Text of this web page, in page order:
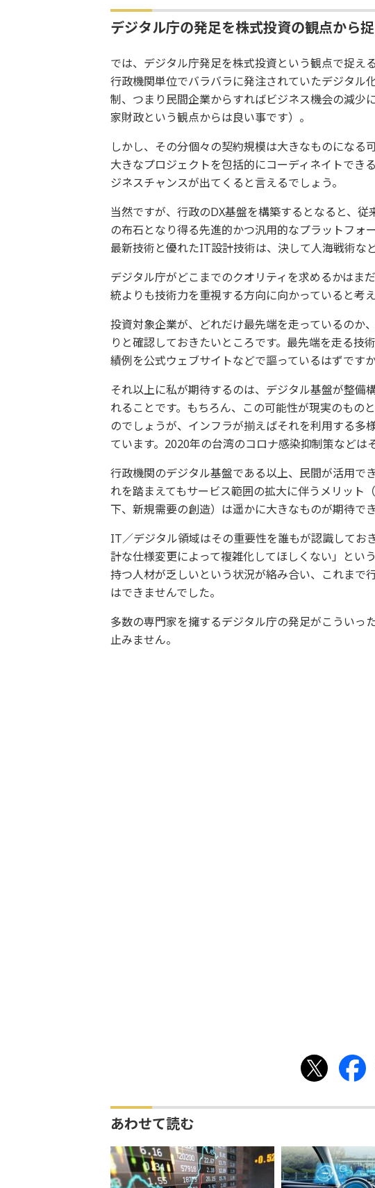
デジタル庁の発足を株式投資の観点から
では、デジタル庁発足を株式投資という観点で捉え
行政機関単位でバラバラに発注されていたデジタル
制、つまり民間企業からすればビジネス機会の減少
家財政という観点からは良い事です）。
しかし、その分個々の契約規模は大きなものになる
大きなプロジェクトを包括的にコーディネイトでき
ジネスチャンスが出てくると言えるでしょう。
当然ですが、行政のDX基盤を構築するとなると、
の布石となり得る先進的かつ汎用的なプラットフォ
最新技術と優れたIT設計技術は、決して人海戦術な
デジタル庁がどこまでのクオリティを求めるかはま
統よりも技術力を重視する方向に向かっていると考え
投資対象企業が、どれだけ最先端を走っているのか
りと確認しておきたいところです。最先端を走る技
績例を公式ウェブサイトなどで謳っているはずですか
それ以上に私が期待するのは、デジタル基盤が整備
れることです。もちろん、この可能性が現実のもの
のでしょうが、インフラが揃えばそれを利用する多
ています。2020年の台湾のコロナ感染抑制策などは
行政機関のデジタル基盤である以上、民間が活用で
れを踏まえてもサービス範囲の拡大に伴うメリット
下、新規需要の創造）は遥かに大きなものが期待でき
IT／デジタル領域はその重要性を誰もが認識してお
計な仕様変更によって複雑化してほしくない」とい
持つ人材が乏しいという状況が絡み合い、これまで
はできませんでした。
多数の専門家を擁するデジタル庁の発足がこういっ
止みません。
あわせて読む